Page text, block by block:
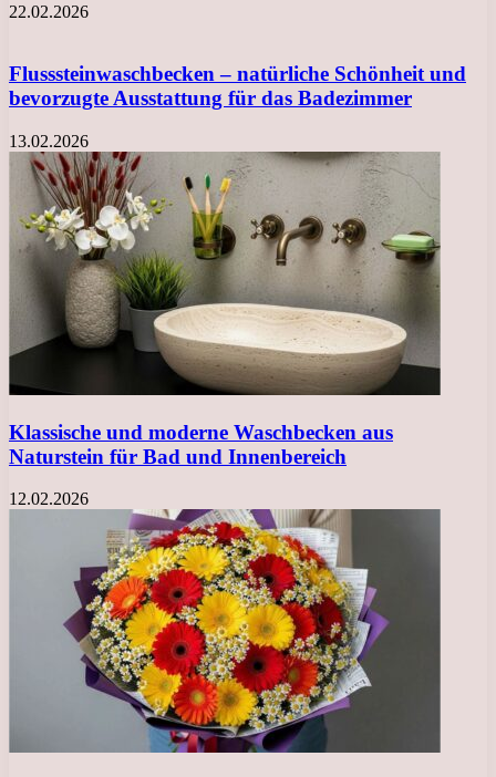
22.02.2026
Flusssteinwaschbecken – natürliche Schönheit und
bevorzugte Ausstattung für das Badezimmer
13.02.2026
Klassische und moderne Waschbecken aus
Naturstein für Bad und Innenbereich
12.02.2026